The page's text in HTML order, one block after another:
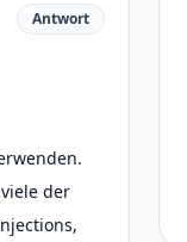
Antwort
der